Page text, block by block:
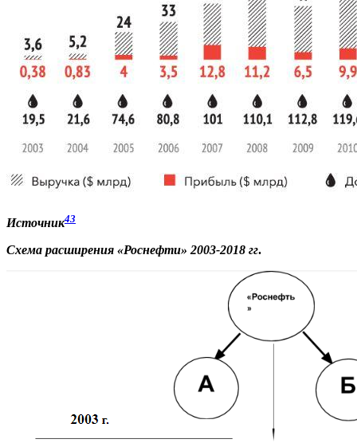
Источник43
Схема расширения «Роснефти» 2003-2018 гг.